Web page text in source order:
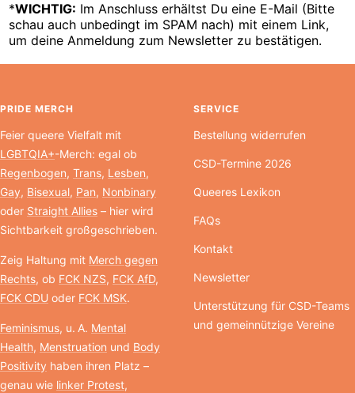
*WICHTIG: Im Anschluss erhältst Du eine E-Mail (Bitte
schau auch unbedingt im SPAM nach) mit einem Link,
um deine Anmeldung zum Newsletter zu bestätigen.
PRIDE MERCH
Feier queere Vielfalt mit
LGBTQIA+-Merch: egal ob
Regenbogen, Trans, Lesben,
Gay, Bisexual, Pan, Nonbinary
oder Straight Allies – hier wird
Sichtbarkeit großgeschrieben.
Zeig Haltung mit Merch gegen
Rechts, ob FCK NZS, FCK AfD,
FCK CDU oder FCK MSK.
Feminismus, u. A. Mental
Health, Menstruation und Body
Positivity haben ihren Platz –
genau wie linker Protest,
SERVICE
Bestellung widerrufen
CSD-Termine 2026
Queeres Lexikon
FAQs
Kontakt
Newsletter
Unterstützung für CSD-Teams
und gemeinnützige Vereine